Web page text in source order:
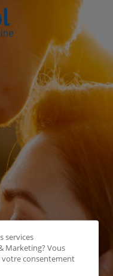
services
Marketing? Vous
consentement